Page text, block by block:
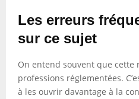
Les erreurs
sur ce sujet
On entend souvent que cette
professions réglementées.
à les ouvrir davantage à la